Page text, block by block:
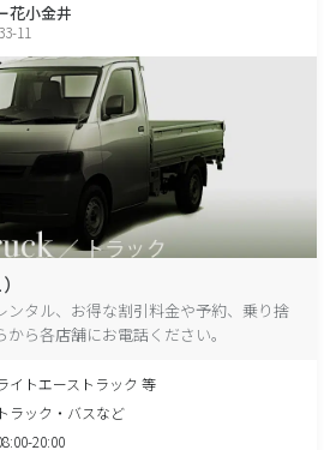
花小金井
11
ンタル、お得な割引料金や予約、乗り捨
ら各店舗にお電話ください。
イトエーストラック 等
トラック・バスなど
20:00